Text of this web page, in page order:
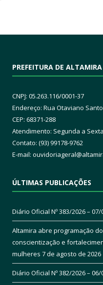
PREFEITURA DE ALTAMIRA
CNPJ: 05.263.116/0001-37
Endereço: Rua Otaviano
CEP: 68371-288
Atendimento: Segunda a
Contato: (93) 99178-9762
E-mail:
ÚLTIMAS PUBLICAÇÕES
Diário Oficial Nº 383/2026 –
Altamira abre programação
conscientização e
mulheres 7 de agosto de 2026
Diário Oficial Nº 382/2026 –